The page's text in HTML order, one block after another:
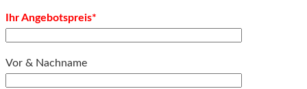
Ihr Angebotspreis*
Vor & Nachname